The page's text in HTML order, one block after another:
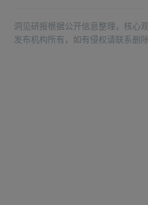
洞见研报根据公开信息整理，核心
发布机构所有，如有侵权请联系删除